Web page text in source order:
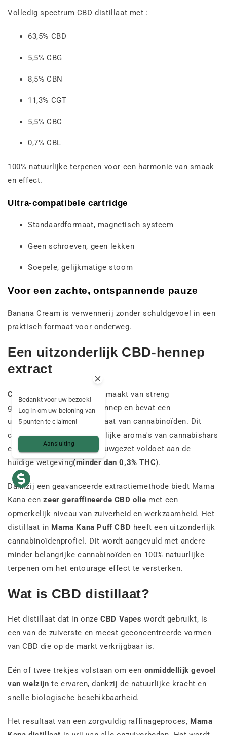
Volledig spectrum CBD distillaat met :
63,5% CBD
5,5% CBG
8,5% CBN
11,3% CGT
5,5% CBC
0,7% CBL
100% natuurlijke terpenen voor een harmonie van smaak
en effect.
Ultra-compatibele cartridge
Standaardformaat, magnetisch systeem
Geen schroeven, geen lekken
Soepele, gelijkmatige stoom
Voor een zachte, ontspannende pauze
Banana Cream is verwennerij zonder schuldgevoel in een
praktisch formaat voor onderweg.
Een uitzonderlijk CBD-hennep
extract
CBD Pen Mama Kana
is gemaakt van streng
geselecteerde premium hennep en bevat een
ultrageconcentreerd distillaat van cannabinoïden. Dit
concentraat onthult natuurlijke aroma's van cannabishars
en -bloemen, terwijl het nauwgezet voldoet aan de
huidige wetgeving(minder dan 0,3% THC).
Dankzij een geavanceerde extractiemethode biedt Mama
Kana eenzeer geraffineerde CBD olie met een
opmerkelijk niveau van zuiverheid en werkzaamheid. Het
distillaat in Mama Kana Puff CBD heeft een uitzonderlijk
cannabinoïdenprofiel. Dit wordt aangevuld met andere
minder belangrijke cannabinoïden en 100% natuurlijke
terpenen om het entourage effect te versterken.
Wat is CBD distillaat?
Het distillaat dat in onzeCBD Vapes wordt gebruikt, is
een van de zuiverste en meest geconcentreerde vormen
van CBD die op de markt verkrijgbaar is.
Eén of twee trekjes volstaan om een onmiddellijk gevoel
van welzijn te ervaren, dankzij de natuurlijke kracht en
snelle biologische beschikbaarheid.
Het resultaat van een zorgvuldig raffinageproces, Mama
Bedankt voor uw bezoek!
Log in om uw beloning van
5 punten te claimen!
Aansluiting